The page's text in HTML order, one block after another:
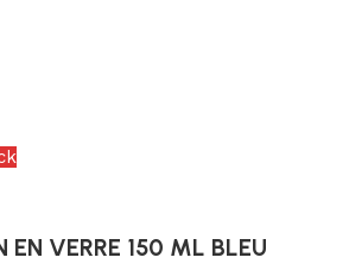
EN VERRE 150 ML BLEU